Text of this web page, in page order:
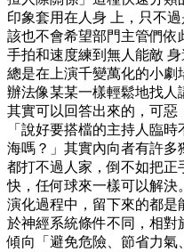
印象套用在人身 上，只不
該也不會希望部門主管們依
手拍和速度練到無人能敵
總是在上演千變萬化的小劇
辦法像某某一樣輕鬆地找
其實可以回答出來的，可
「說好要搭檔的主持人臨
海嗎？」其實內向者有許多
都打不過人家，倒不如把
快，任何球來一樣可以解決
演化過程中，留下來的都是
於神經系統條件不同，相對
傾向「避免危險、節省力